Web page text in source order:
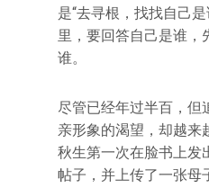
是“去寻根，找找自己
里，要回答自己是谁，
谁。
尽管已经年过半百，但
亲形象的渴望，却越来
秋生第一次在脸书上发
帖子，并上传了一张母